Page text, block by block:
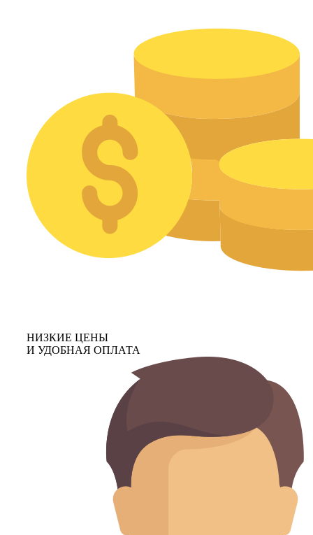
НИЗКИЕ ЦЕНЫ
И УДОБНАЯ ОПЛАТА